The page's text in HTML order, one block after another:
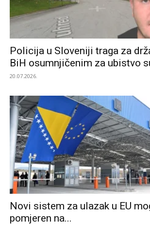
Policija u Sloveniji traga za
BiH osumnjičenim za ubistvo
20.07.2026.
Novi sistem za ulazak u EU
pomjeren na...